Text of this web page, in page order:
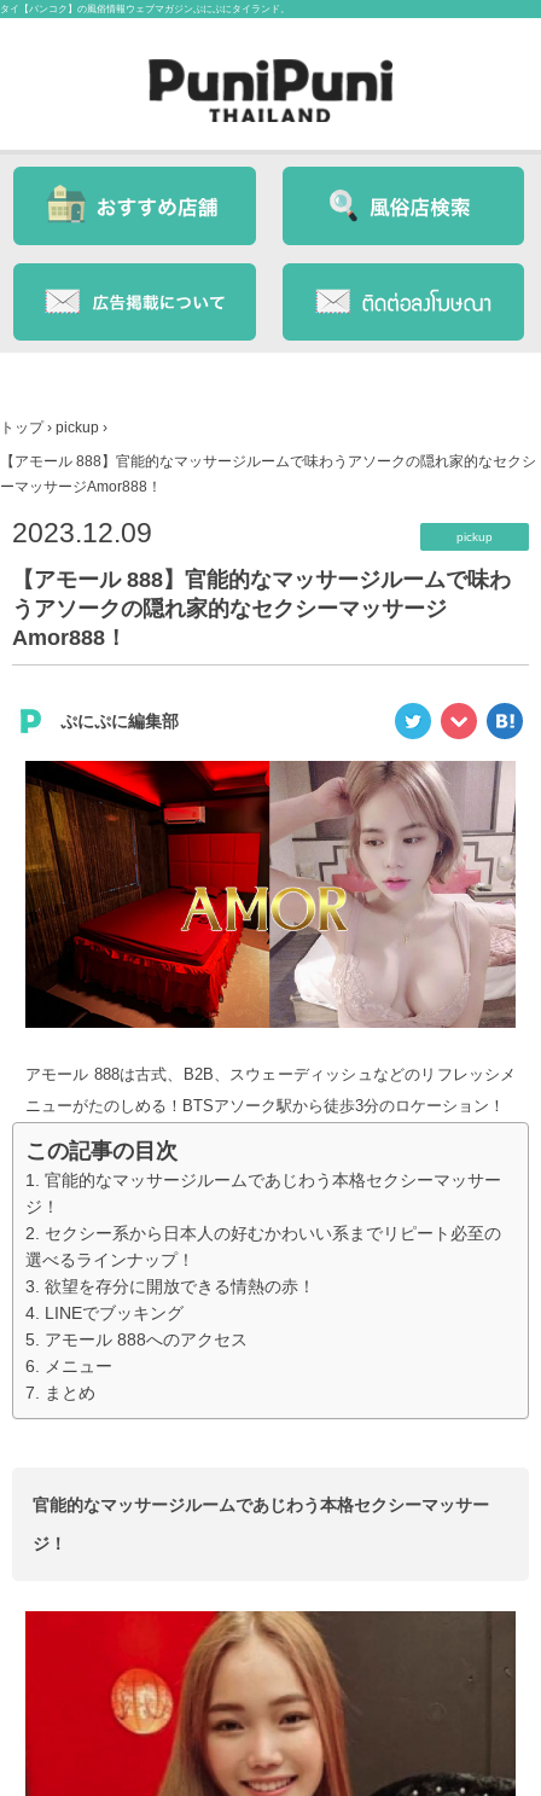
タイ【バンコク】の風俗情報ウェブマガジンぷにぷにタイランド。
トップ › pickup ›
【アモール 888】官能的なマッサージルームで味わうアソークの隠れ家的なセクシ
ーマッサージAmor888！
2023.12.09 pickup
【アモール 888】官能的なマッサージルームで味わ
うアソークの隠れ家的なセクシーマッサージ
Amor888！
ぷにぷに編集部
アモール 888は古式、B2B、スウェーディッシュなどのリフレッシメ
ニューがたのしめる！BTSアソーク駅から徒歩3分のロケーション！
この記事の目次
官能的なマッサージルームであじわう本格セクシーマッサー
ジ！
セクシー系から日本人の好むかわいい系までリピート必至の
選べるラインナップ！
欲望を存分に開放できる情熱の赤！
LINEでブッキング
アモール 888へのアクセス
メニュー
まとめ
官能的なマッサージルームであじわう本格セクシーマッサー
ジ！